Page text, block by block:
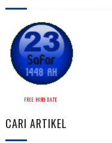
FREE HIJRI DATE
CARI ARTIKEL